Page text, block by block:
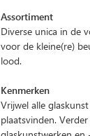
Assortiment
Diverse unica in de
voor de kleine(re)
lood.
Kenmerken
Vrijwel alle
plaatsvinden.